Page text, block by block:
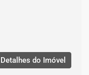
Detalhes do Imóvel